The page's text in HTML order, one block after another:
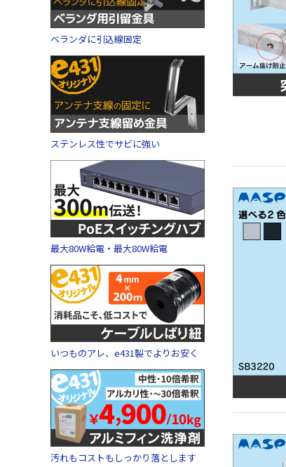
ベランダに引込線固定
ステンレス性でサビに強い
最大80W給電・最大80W給電
いつものアレ、e431製でよりお安く
汚れもコストもしっかり落とします